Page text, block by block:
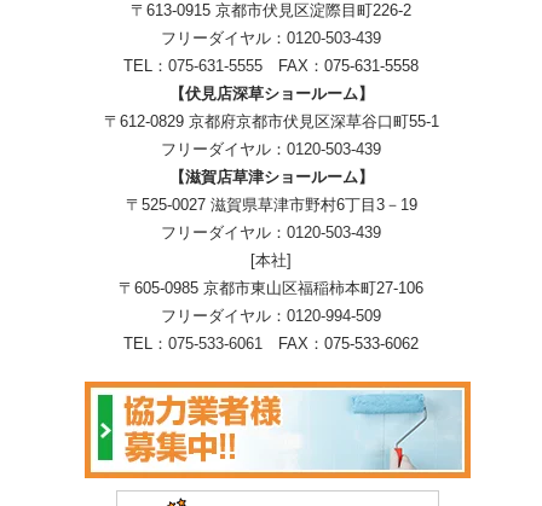
〒613-0915 京都市伏見区淀際目町226-2
フリーダイヤル： 0120-503-439
TEL： 075-631-5555 FAX：075-631-5558
【伏見店深草ショールーム】
〒612-0829 京都府京都市伏見区深草谷口町55-1
フリーダイヤル： 0120-503-439
【滋賀店草津ショールーム】
〒525-0027 滋賀県草津市野村6丁目3－19
フリーダイヤル： 0120-503-439
[本社]
〒605-0985 京都市東山区福稲柿本町27-106
フリーダイヤル： 0120-994-509
TEL： 075-533-6061 FAX：075-533-6062